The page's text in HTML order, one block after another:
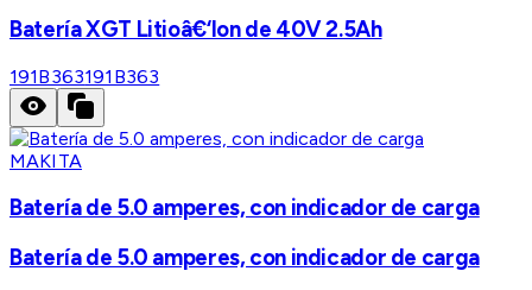
Batería XGT Litioâ€‘Ion de 40V 2.5Ah
191B363191B363
MAKITA
Batería de 5.0 amperes, con indicador de carga
Batería de 5.0 amperes, con indicador de carga